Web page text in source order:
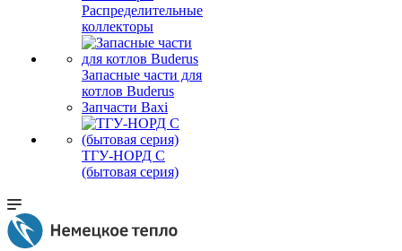
Распределительные
коллекторы
Запасные части для
котлов Buderus
Запчасти Baxi
ТГУ-НОРД С
(бытовая серия)